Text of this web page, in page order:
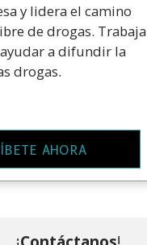
y lidera el camino
de drogas. Trabaja
a difundir la
drogas.
AHORA